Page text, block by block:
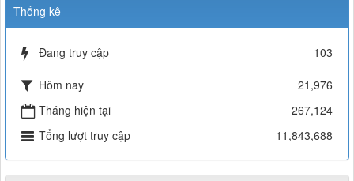
Thống kê
Đang truy cập 103
Hôm nay
21,976
Tháng hiện tại
267,124
Tổng lượt truy cập
11,843,688